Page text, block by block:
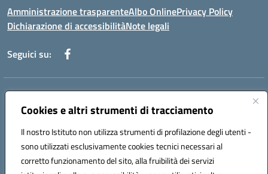
Cookies e altri strumenti di tracciamento
Il nostro Istituto non utilizza strumenti di profilazione degli utenti -
sono utilizzati esclusivamente cookies tecnici necessari al
corretto funzionamento del sito, alla fruibilità dei servizi
Amministrazione trasparenteAlbo OnlinePrivacy Policy
Dichiarazione di accessibilitàNote legali
Seguici su:
Indirizzo:
Centralino:+39 0965 78 12 60 Email:rcic841003@istruzione.it
Codice fiscale: 92034530805
Codice meccanografico:
rcic841003
Codice Indice delle Pubbliche Amministrazioni (IPA): istsc_rcic841003